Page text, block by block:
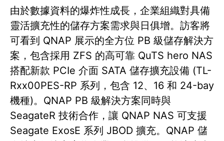
由於數據資料的爆炸性成長，企業組織對具備
靈活擴充性的儲存方案需求與日俱增。訪客將
可看到 QNAP 展示的全方位 PB 級儲存解決方
案，包含採用 ZFS 的高可靠 QuTS hero NAS
搭配新款 PCIe 介面 SATA 儲存擴充設備 (TL-
Rxx00PES-RP 系列，包含 12、16 和 24-bay
機種)。QNAP PB 級解決方案同時與
SeagateR 技術合作，讓 QNAP NAS 可支援
Seagate ExosE 系列 JBOD 擴充。QNAP 儲